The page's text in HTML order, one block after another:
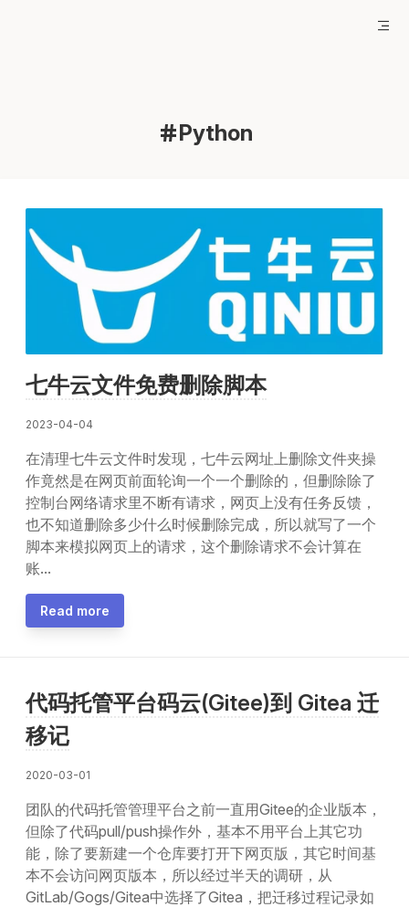
Python
七牛云文件免费删除脚本
2023-04-04
在清理七牛云文件时发现，七牛云网址上删除文件夹操
作竟然是在网页前面轮询一个一个删除的，但删除除了
控制台网络请求里不断有请求，网页上没有任务反馈，
也不知道删除多少什么时候删除完成，所以就写了一个
脚本来模拟网页上的请求，这个删除请求不会计算在
账...
Read more
代码托管平台码云(Gitee)到 Gitea 迁
移记
2020-03-01
团队的代码托管管理平台之前一直用Gitee的企业版本，
但除了代码pull/push操作外，基本不用平台上其它功
能，除了要新建一个仓库要打开下网页版，其它时间基
本不会访问网页版本，所以经过半天的调研，从
GitLab/Gogs/Gitea中选择了Gitea，把迁移过程记录如